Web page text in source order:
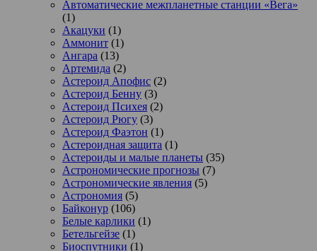
Автоматические межпланетные станции «Вега»
(1)
Акацуки (1)
Аммонит (1)
Ангара (13)
Артемида (2)
Астероид Апофис (2)
Астероид Бенну (3)
Астероид Психея (2)
Астероид Рюгу (3)
Астероид Фаэтон (1)
Астероидная защита (1)
Астероиды и малые планеты (35)
Астрономические прогнозы (7)
Астрономические явления (5)
Астрономия (5)
Байконур (106)
Белые карлики (1)
Бетельгейзе (1)
Биоспутники (1)